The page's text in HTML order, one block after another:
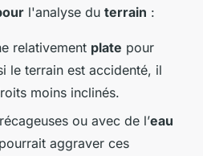
l'analyse du terrain :
relativement plate pour
le terrain est accidenté, il
moins inclinés.
ou avec de l’eau
pourrait aggraver ces